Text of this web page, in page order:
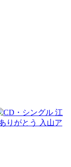
江
りがとう
入山ア